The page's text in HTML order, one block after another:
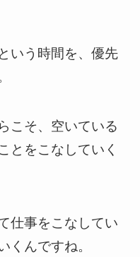
いう時間を、優先
こそ、空いている
とをこなしていく
仕事をこなしてい
くんですね。